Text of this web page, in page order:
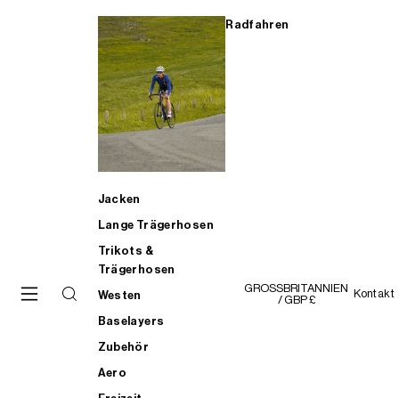
Radfahren
Jacken
Lange Trägerhosen
Trikots &
Trägerhosen
Westen
Baselayers
Zubehör
Aero
GROSSBRITANNIEN
/ GBP £
Kontakt